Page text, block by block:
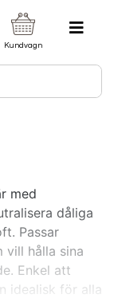
Kundvagn
med
dåliga
Passar
vill hålla sina
Enkel att
idealisk för alla